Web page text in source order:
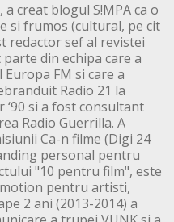
creat blogul S!MPA ca o
si frumos (cultural, pe cit
redactor sef al revistei
din echipa care a
FM si care a
Radio 21 la
si a fost consultant
Radio Guerrilla. A
Ca-n filme (Digi 24
personal pentru
"10 pentru film", este
pentru artisti,
2 ani (2013-2014) a